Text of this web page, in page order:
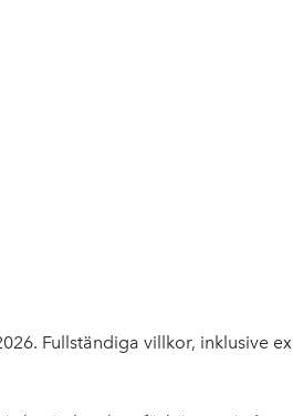
Fullständiga villkor, inklusive